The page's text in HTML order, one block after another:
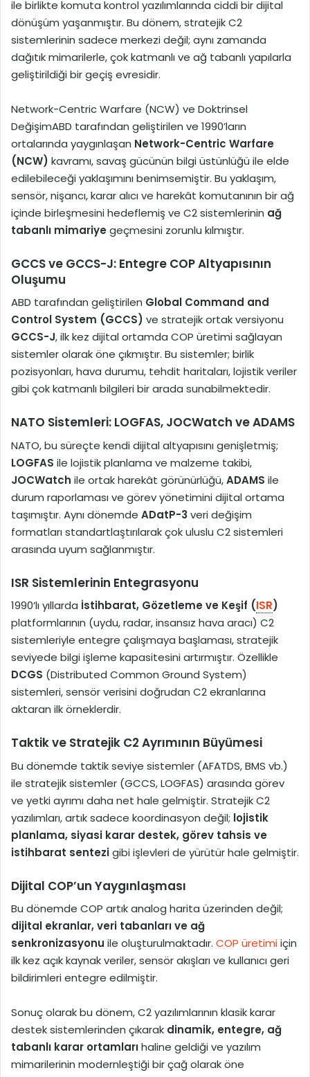
ile birlikte komuta kontrol yazılımlarında ciddi bir dijital
dönüşüm yaşanmıştır. Bu dönem, stratejik C2
sistemlerinin sadece merkezi değil; aynı zamanda
dağıtık mimarilerle, çok katmanlı ve ağ tabanlı yapılarla
geliştirildiği bir geçiş evresidir.
Network-Centric Warfare (NCW) ve Doktrinsel
DeğişimABD tarafından geliştirilen ve 1990’ların
ortalarında yaygınlaşan Network-Centric Warfare
(NCW) kavramı, savaş gücünün bilgi üstünlüğü ile elde
edilebileceği yaklaşımını benimsemiştir. Bu yaklaşım,
sensör, nişancı, karar alıcı ve harekât komutanının bir ağ
içinde birleşmesini hedeflemiş ve C2 sistemlerinin ağ
tabanlı mimariyegeçmesini zorunlu kılmıştır.
GCCS ve GCCS-J: Entegre COP Altyapısının
Oluşumu
ABD tarafından geliştirilen Global Command and
Control System (GCCS) ve stratejik ortak versiyonu
GCCS-J, ilk kez dijital ortamda COP üretimi sağlayan
sistemler olarak öne çıkmıştır. Bu sistemler; birlik
pozisyonları, hava durumu, tehdit haritaları, lojistik veriler
gibi çok katmanlı bilgileri bir arada sunabilmektedir.
NATO Sistemleri: LOGFAS, JOCWatch ve ADAMS
NATO, bu süreçte kendi dijital altyapısını genişletmiş;
LOGFAS ile lojistik planlama ve malzeme takibi,
JOCWatch ile ortak harekât görünürlüğü,ADAMS ile
durum raporlaması ve görev yönetimini dijital ortama
taşımıştır. Aynı dönemde ADatP-3 veri değişim
formatları standartlaştırılarak çok uluslu C2 sistemleri
arasında uyum sağlanmıştır.
ISR Sistemlerinin Entegrasyonu
1990’lı yıllarda İstihbarat, Gözetleme ve Keşif (ISR)
platformlarının (uydu, radar, insansız hava aracı) C2
sistemleriyle entegre çalışmaya başlaması, stratejik
seviyede bilgi işleme kapasitesini artırmıştır. Özellikle
DCGS (Distributed Common Ground System)
sistemleri, sensör verisini doğrudan C2 ekranlarına
aktaran ilk örneklerdir.
Taktik ve Stratejik C2 Ayrımının Büyümesi
Bu dönemde taktik seviye sistemler (AFATDS, BMS vb.)
ile stratejik sistemler (GCCS, LOGFAS) arasında görev
ve yetki ayrımı daha net hale gelmiştir. Stratejik C2
yazılımları, artık sadece koordinasyon değil; lojistik
planlama, siyasi karar destek, görev tahsis ve
istihbarat sentezigibi işlevleri de yürütür hale gelmiştir.
Dijital COP’un Yaygınlaşması
Bu dönemde COP artık analog harita üzerinden değil;
dijital ekranlar, veri tabanları ve ağ
senkronizasyonu ile oluşturulmaktadır. COP üretimiiçin
ilk kez açık kaynak veriler, sensör akışları ve kullanıcı geri
bildirimleri entegre edilmiştir.
Sonuç olarak bu dönem, C2 yazılımlarının klasik karar
destek sistemlerinden çıkarak dinamik, entegre, ağ
tabanlı karar ortamlarıhaline geldiği ve yazılım
mimarilerinin modernleştiği bir çağ olarak öne